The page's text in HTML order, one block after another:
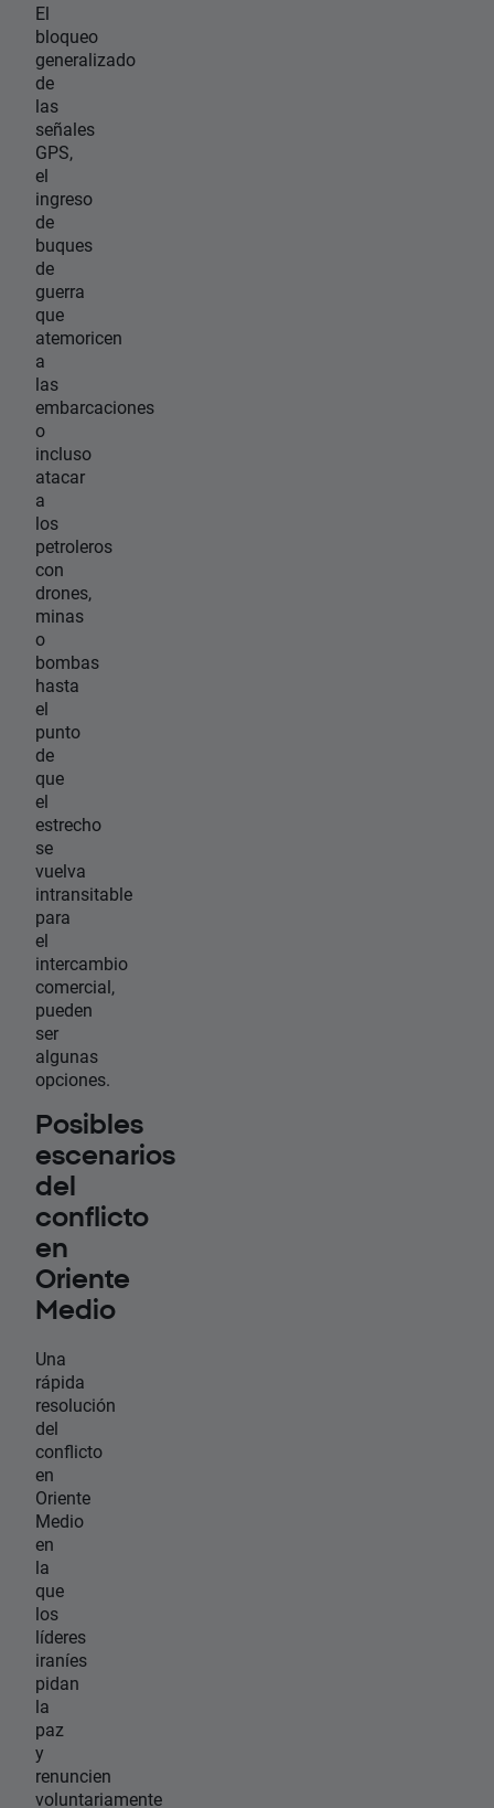
El
bloqueo
generalizado
de
las
señales
GPS,
el
ingreso
de
buques
de
guerra
que
atemoricen
a
las
embarcaciones
o
incluso
atacar
a
los
petroleros
con
drones,
minas
o
bombas
hasta
el
punto
de
que
el
estrecho
se
vuelva
intransitable
para
el
intercambio
comercial,
pueden
ser
algunas
opciones.
Posibles
escenarios
del
conflicto
en
Oriente
Medio
Una
rápida
resolución
del
conflicto
en
Oriente
Medio
en
la
que
los
líderes
iraníes
pidan
la
paz
y
renuncien
voluntariamente